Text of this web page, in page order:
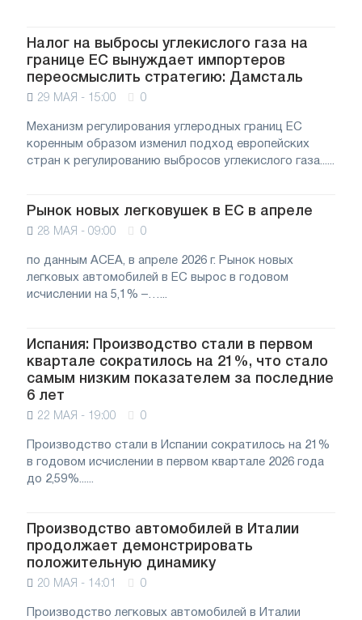
Налог на выбросы углекислого газа на
границе ЕС вынуждает импортеров
переосмыслить стратегию: Дамсталь
29 МАЯ - 15:00 0
Механизм регулирования углеродных границ ЕС
коренным образом изменил подход европейских
стран к регулированию выбросов углекислого газа......
Рынок новых легковушек в ЕС в апреле
28 МАЯ - 09:00 0
по данным АСЕА, в апреле 2026 г. Рынок новых
легковых автомобилей в ЕС вырос в годовом
исчислении на 5,1% –…...
Испания: Производство стали в первом
квартале сократилось на 21%, что стало
самым низким показателем за последние
6 лет
22 МАЯ - 19:00 0
Производство стали в Испании сократилось на 21%
в годовом исчислении в первом квартале 2026 года
до 2,59%......
Производство автомобилей в Италии
продолжает демонстрировать
положительную динамику
20 МАЯ - 14:01 0
Производство легковых автомобилей в Италии